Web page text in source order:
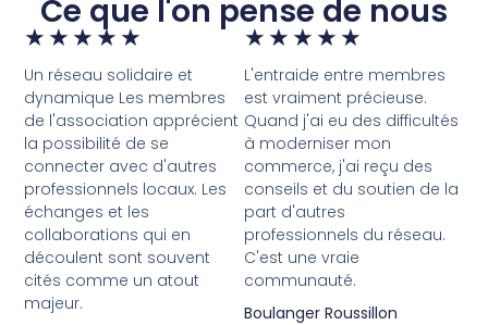
Ce que l'on pense de nous
★ ★ ★ ★ ★
Un réseau solidaire et
dynamique Les membres
de l'association apprécient
la possibilité de se
connecter avec d'autres
professionnels locaux. Les
échanges et les
collaborations qui en
découlent sont souvent
cités comme un atout
majeur.
★ ★ ★ ★ ★
L'entraide entre membres
est vraiment précieuse.
Quand j'ai eu des difficultés
à moderniser mon
commerce, j'ai reçu des
conseils et du soutien de la
part d'autres
professionnels du réseau.
C'est une vraie
communauté.
Boulanger Roussillon